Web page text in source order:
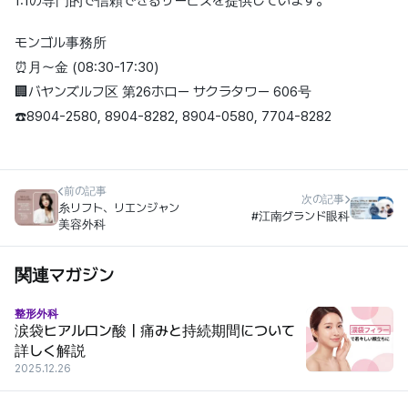
モンゴル事務所
⏰月〜金 (08:30-17:30)
🏢バヤンズルフ区 第26ホロー サクラタワー 606号
☎️8904-2580, 8904-8282, 8904-0580, 7704-8282
前の記事
糸リフト、リエンジャン
美容外科
次の記事
#江南グランド眼科
関連マガジン
整形外科
涙袋ヒアルロン酸｜痛みと持続期間について
詳しく解説
2025.12.26